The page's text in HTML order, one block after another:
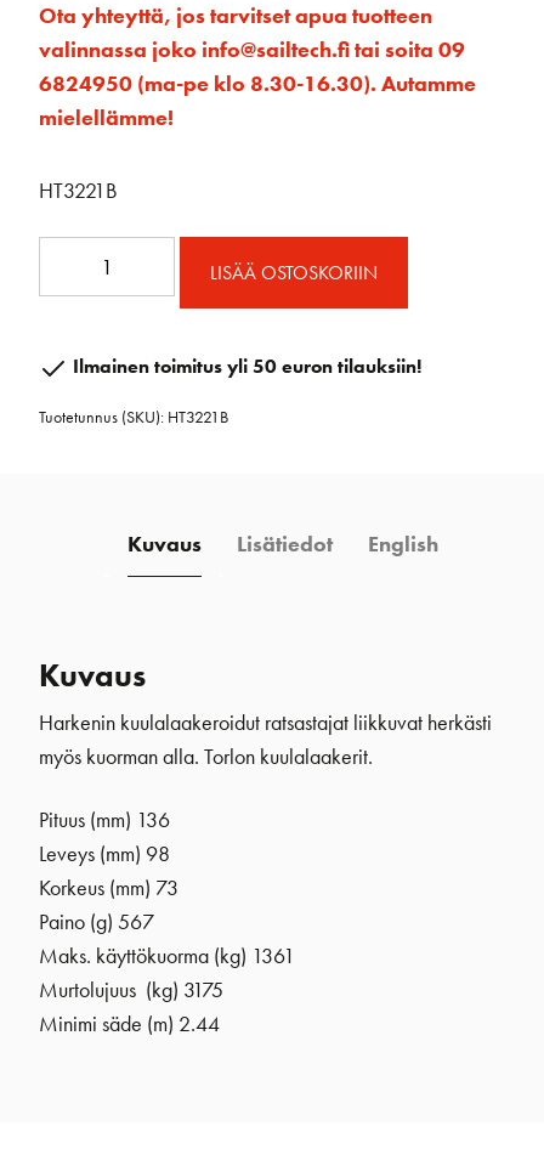
Ota yhteyttä, jos tarvitset apua tuotteen
valinnassa joko info@sailtech.fi tai soita 09
6824950 (ma-pe klo 8.30-16.30). Autamme
mielellämme!
HT3221B
sakkelilla
LISÄÄ OSTOSKORIIN
Ilmainen toimitus yli 50 euron tilauksiin!
Tuotetunnus (SKU): HT3221B
Kuvaus Lisätiedot English
Kuvaus
Harkenin kuulalaakeroidut ratsastajat liikkuvat herkästi
myös kuorman alla. Torlon kuulalaakerit.
Pituus (mm) 136
Leveys (mm) 98
Korkeus (mm) 73
Paino (g) 567
Maks. käyttökuorma (kg) 1361
Murtolujuus (kg) 3175
Minimi säde (m) 2.44